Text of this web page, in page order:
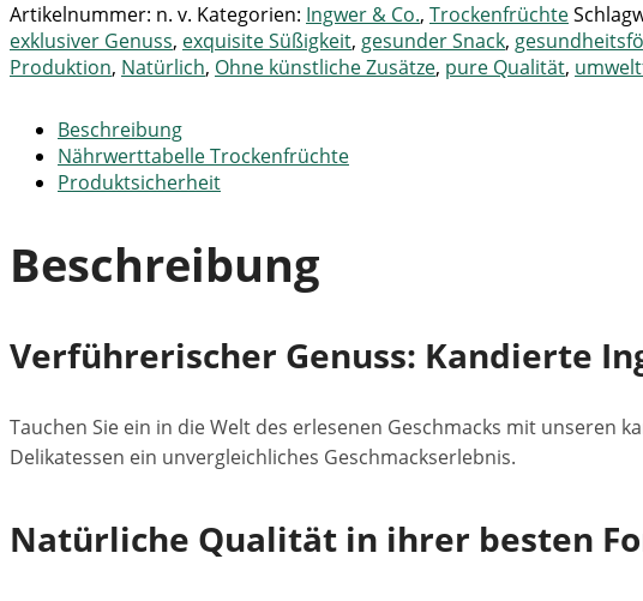
Artikelnummer: n. v. Kategorien: Ingwer & Co., Trockenfrüchte
exklusiver Genuss, exquisite Süßigkeit, gesunder Snack,
Produktion, Natürlich, Ohne künstliche Zusätze, pure Qualität,
Beschreibung
Nährwerttabelle Trockenfrüchte
Produktsicherheit
Beschreibung
Verführerischer Genuss: Kandierte
Tauchen Sie ein in die Welt des erlesenen Geschmacks mit
Delikatessen ein unvergleichliches Geschmackserlebnis.
Natürliche Qualität in ihrer besten